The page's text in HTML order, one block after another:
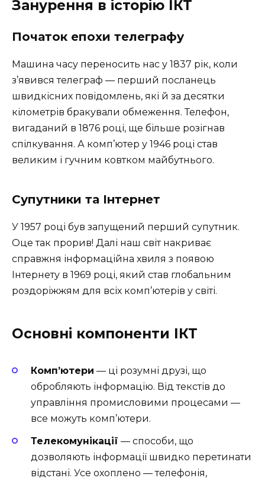
Занурення в історію ІКТ
Початок епохи телеграфу
Машина часу переносить нас у 1837 рік, коли
з’явився телеграф — перший посланець
швидкісних повідомлень, які й за десятки
кілометрів бракували обмеження. Телефон,
вигаданий в 1876 році, ще більше розігнав
спілкування. А комп’ютер у 1946 році став
великим і гучним ковтком майбутнього.
Супутники та Інтернет
У 1957 році був запущений перший супутник.
Оце так прорив! Далі наш світ накриває
справжня інформаційна хвиля з появою
Інтернету в 1969 році, який став глобальним
роздоріжжям для всіх комп’ютерів у світі.
Основні компоненти ІКТ
Комп’ютери — ці розумні друзі, що
обробляють інформацію. Від текстів до
управління промисловими процесами —
все можуть комп’ютери.
Телекомунікації — способи, що
дозволяють інформації швидко перетинати
відстані. Усе охоплено — телефонія,